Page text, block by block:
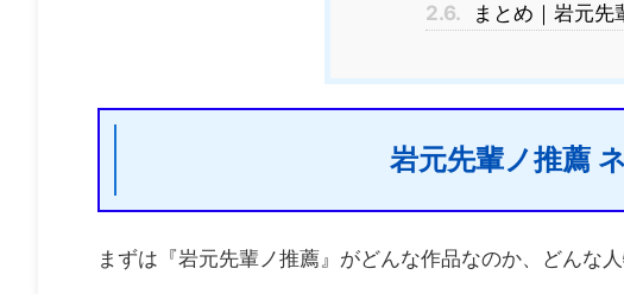
2.6. まとめ｜岩元先
岩元先輩ノ推薦
まずは『岩元先輩ノ推薦』がどんな作品なのか、どんな